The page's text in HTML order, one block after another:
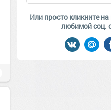
Или просто кликните
любимой соц.